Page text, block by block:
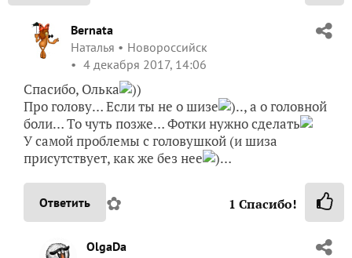
Bernata
Наталья
Новороссийск
4 декабря 2017, 14:06
Спасибо, Олька
))
Про голову… Если ты не о шизе
).., а о головной
боли… То чуть позже… Фотки нужно сделать
У самой проблемы с головушкой (и шиза
присутствует, как же без нее
)…
Ответить ✿ 1 Спасибо!
OlgaDa